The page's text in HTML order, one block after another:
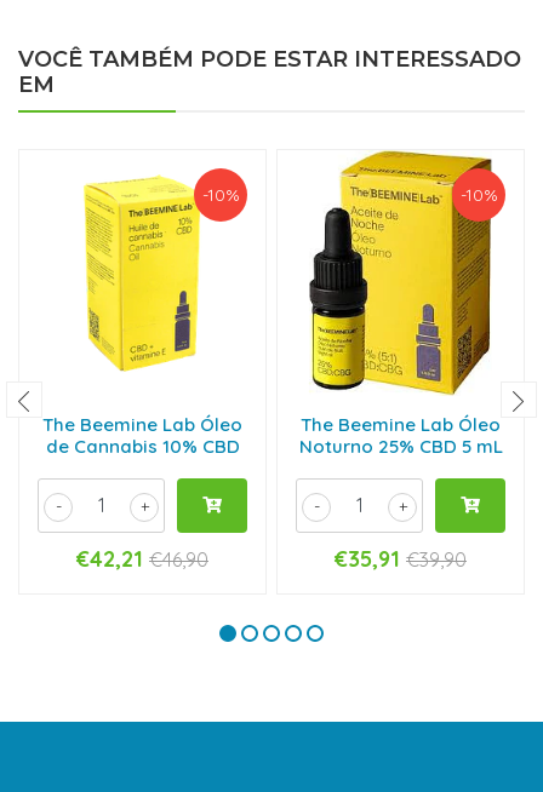
VOCÊ TAMBÉM PODE ESTAR INTERESSADO
EM
-10%
The Beemine Lab Óleo
de Cannabis 10% CBD
+
-
€42,21 €46,90
-10%
The Beemine Lab Óleo
Noturno 25% CBD 5 mL
+
-
€35,91 €39,90